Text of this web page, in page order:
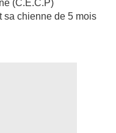
(C.E.C.P)
sa chienne de 5 mois